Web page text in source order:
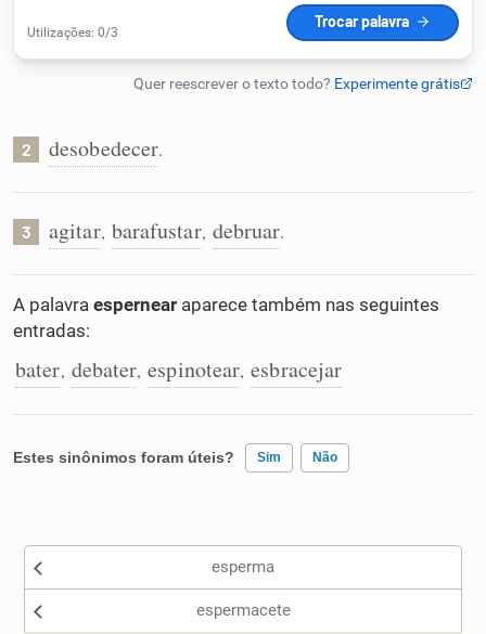
Detector de IA
Humanizador de IA
Conexões
Caça-palavras
Dicionário
2 desobedecer.
3 agitar, barafustar, debruar.
A palavra espernear aparece também nas seguintes
entradas:
bater, debater, espinotear, esbracejar
Estes sinônimos foram úteis? Sim Não
Nenhum dos sinônimos apresentados me ajudou
esperma
espermacete